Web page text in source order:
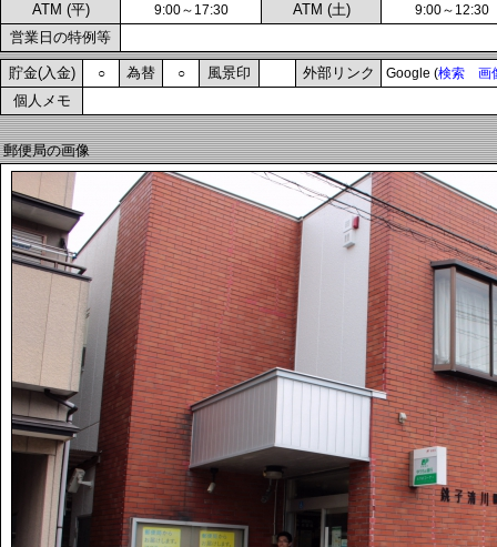
ATM (平) 9:00～17:30 ATM (土) 9:00～12:30
営業日の特例等
貯金(入金) ○ 為替 ○ 風景印 外部リンク Google (検索 画
個人メモ
郵便局の画像